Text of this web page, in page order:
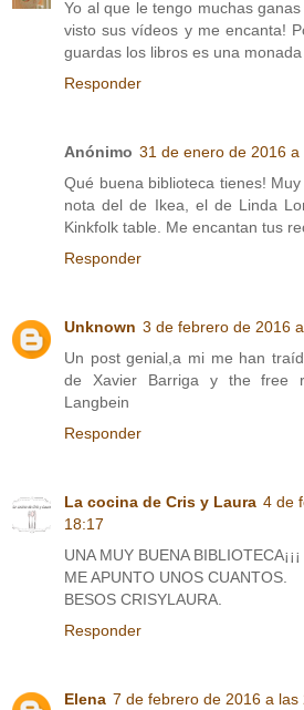
Yo al que le tengo muchas
visto sus vídeos y me encanta!
guardas los libros es una monada
Responder
Anónimo 31 de enero de 2016 a
Qué buena biblioteca tienes!
nota del de Ikea, el de Linda
Kinkfolk table. Me encantan tus
Responder
Unknown 3 de febrero de 2016
Un post genial,a mi me han
de Xavier Barriga y the free
Langbein
Responder
La cocina de Cris y Laura 4 de
18:17
UNA MUY BUENA BIBLIOTECA¡¡¡
ME APUNTO UNOS CUANTOS.
BESOS CRISYLAURA.
Responder
Elena 7 de febrero de 2016 a las